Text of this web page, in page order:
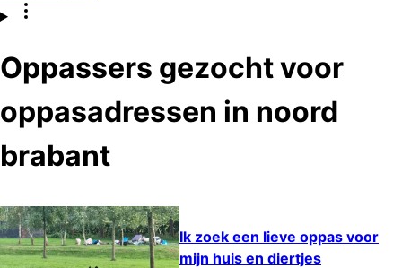
Oppassers gezocht voor
oppasadressen in noord
brabant
Ik zoek een lieve oppas voor
mijn huis en diertjes